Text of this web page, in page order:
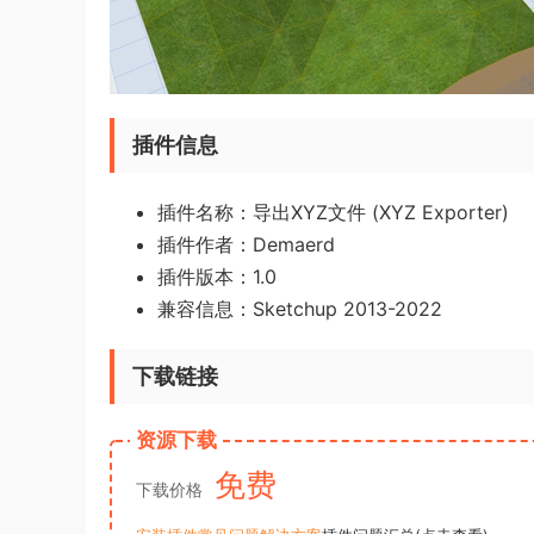
插件信息
插件名称：导出XYZ文件 (XYZ Exporter)
插件作者：Demaerd
插件版本：1.0
兼容信息：Sketchup 2013-2022
下载链接
资源下载
下载价格 免费